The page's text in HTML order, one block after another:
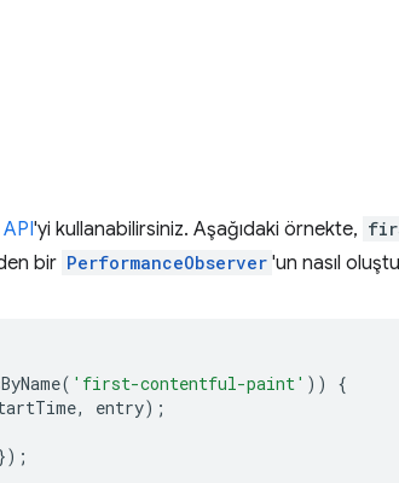
'yi kullanabilirsiniz. Aşağıdaki örnekte,
bir PerformanceObserver 'un nasıl
( 'first-contentful-paint' ))
{
, entry);
});